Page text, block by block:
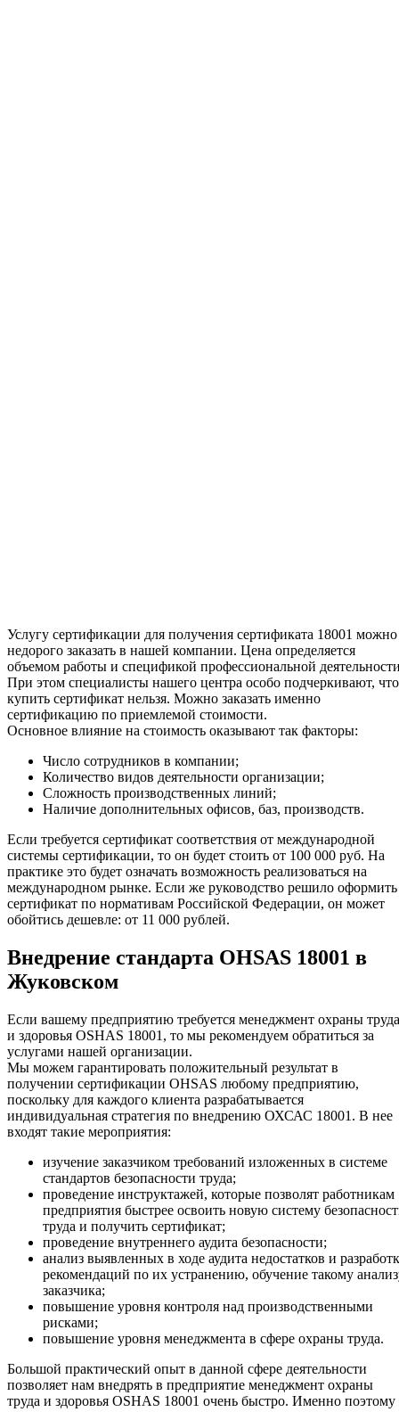
Услугу сертификации для получения сертификата 18001 можно
недорого заказать в нашей компании. Цена определяется
объемом работы и спецификой профессиональной
При этом специалисты нашего центра особо подчеркивают, что
купить сертификат нельзя. Можно заказать именно
сертификацию по приемлемой стоимости.
Основное влияние на стоимость оказывают так факторы:
Число сотрудников в компании;
Количество видов деятельности организации;
Сложность производственных линий;
Наличие дополнительных офисов, баз, производств.
Если требуется сертификат соответствия от международной
системы сертификации, то он будет стоить от 100 000 руб. На
практике это будет означать возможность реализоваться на
международном рынке. Если же руководство решило оформить
сертификат по нормативам Российской Федерации, он может
обойтись дешевле: от 11 000 рублей.
Внедрение стандарта OHSAS 18001 в
Жуковском
Если вашему предприятию требуется менеджмент охраны труда
и здоровья OSHAS 18001, то мы рекомендуем обратиться за
услугами нашей организации.
Мы можем гарантировать положительный результат в
получении сертификации OHSAS любому предприятию,
поскольку для каждого клиента разрабатывается
индивидуальная стратегия по внедрению ОХСАС 18001. В нее
входят такие мероприятия:
изучение заказчиком требований изложенных в системе
стандартов безопасности труда;
проведение инструктажей, которые позволят работникам
предприятия быстрее освоить новую систему
труда и получить сертификат;
проведение внутреннего аудита безопасности;
анализ выявленных в ходе аудита недостатков и
рекомендаций по их устранению, обучение такому
заказчика;
повышение уровня контроля над производственными
рисками;
повышение уровня менеджмента в сфере охраны труда.
Большой практический опыт в данной сфере деятельности
позволяет нам внедрять в предприятие менеджмент охраны
труда и здоровья OSHAS 18001 очень быстро. Именно поэтому